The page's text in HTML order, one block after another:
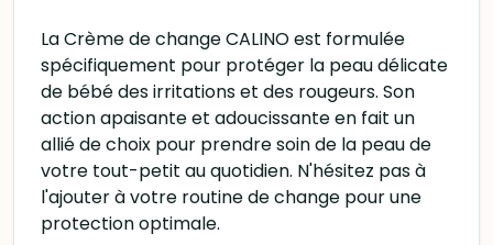
La Crème de change CALINO est formulée
spécifiquement pour protéger la peau délicate
de bébé des irritations et des rougeurs. Son
action apaisante et adoucissante en fait un
allié de choix pour prendre soin de la peau de
votre tout-petit au quotidien. N'hésitez pas à
l'ajouter à votre routine de change pour une
protection optimale.